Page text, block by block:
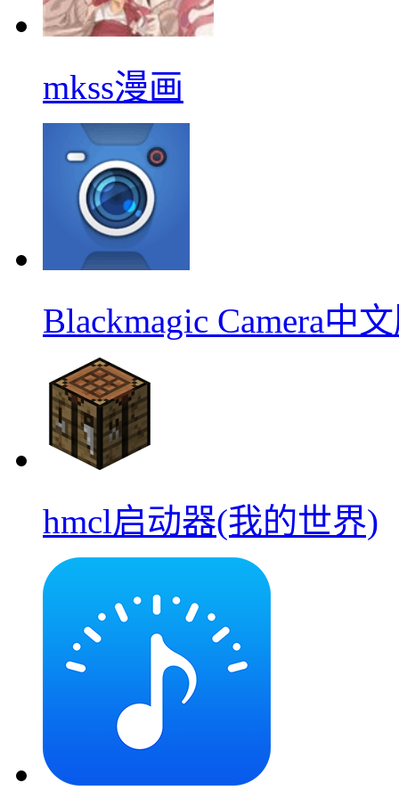
mkss漫画
Blackmagic Camera中
hmcl启动器(我的世界)